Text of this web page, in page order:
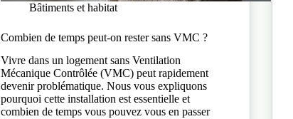
Bâtiments et habitat
Combien de temps peut-on rester sans VMC ?
Vivre dans un logement sans Ventilation
Mécanique Contrôlée (VMC) peut rapidement
devenir problématique. Nous vous expliquons
pourquoi cette installation est essentielle et
combien de temps vous pouvez vous en passer